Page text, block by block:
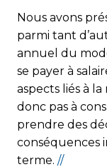
Nous avons
parmi tant
annuel du
se payer à
aspects liés à
donc pas à
prendre des
conséquences
terme. //